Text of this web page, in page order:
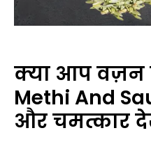
क्या आप वज़न
Methi And
और चमत्कार